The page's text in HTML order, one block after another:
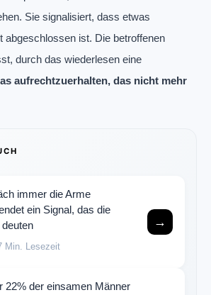
Sie signalisiert, dass etwas
abgeschlossen ist. Die betroffenen
durch das wiederlesen eine
aufrechtzuerhalten, das nicht mehr
immer die Arme
ein Signal, das die
Min. Lesezeit
→
22% der einsamen Männer